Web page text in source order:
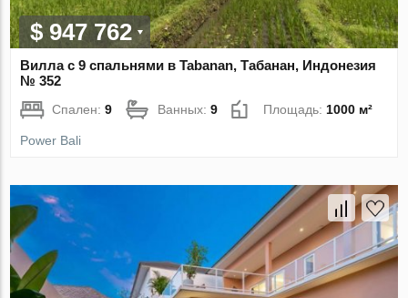
$ 947 762
Вилла с 9 спальнями в Tabanan, Табанан, Индонезия
№ 352
Спален:9 Ванных:9 Площадь: 1000 м²
Power Bali